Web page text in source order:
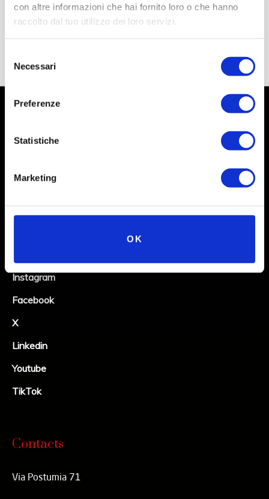
con altre informazioni che hai fornito loro o che hanno
raccolto dal tuo utilizzo dei loro servizi.
delNecessari
Preferenze
Statistiche
Marketing
OK
Instagram
Facebook
X
Linkedin
Youtube
TikTok
Contacts
Via Postumia 71